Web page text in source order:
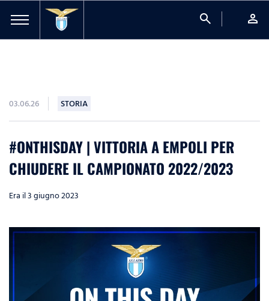
search person
03.06.26 STORIA
#ONTHISDAY | VITTORIA A EMPOLI PER
CHIUDERE IL CAMPIONATO 2022/2023
Era il 3 giugno 2023